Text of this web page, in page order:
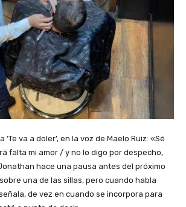
va a doler’, en la voz de Maelo Ruiz: «Sé
falta mi amor / y no lo digo por despecho,
hace una pausa antes del próximo
una de las sillas, pero cuando habla
de vez en cuando se incorpora para